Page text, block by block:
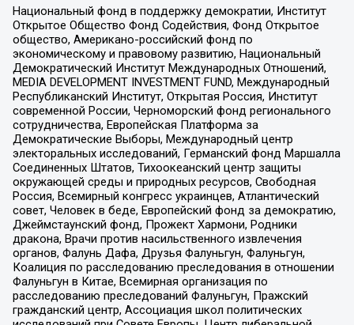
Национальный фонд в поддержку демократии, Институт
Открытое Общество Фонд Содействия, Фонд Открытое
общество, Американо-российский фонд по
экономическому и правовому развитию, Национальный
Демократический Институт Международных Отношений,
MEDIA DEVELOPMENT INVESTMENT FUND, Международный
Республиканский Институт, Открытая Россия, Институт
современной России, Черноморский фонд регионального
сотрудничества, Европейская Платформа за
Демократические Выборы, Международный центр
электоральных исследований, Германский фонд Маршалла
Соединенных Штатов, Тихоокеанский центр защиты
окружающей среды и природных ресурсов, Свободная
Россия, Всемирный конгресс украинцев, Атлантический
совет, Человек в беде, Европейский фонд за демократию,
Джеймстаунский фонд, Прожект Хармони, Родники
дракона, Врачи против насильственного извлечения
органов, Фалунь Дафа, Друзья Фалуньгун, Фалуньгун,
Коалиция по расследованию преследования в отношении
Фалуньгун в Китае, Всемирная организация по
расследованию преследований Фалуньгун, Пражский
гражданский центр, Ассоциация школ политических